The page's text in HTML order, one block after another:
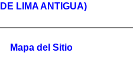
LIMA ANTIGUA)
Mapa del Sitio